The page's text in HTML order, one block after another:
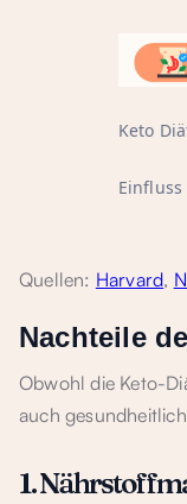
Keto
Einfluss
Quellen: Harvard,
Nachteile
Obwohl die Keto-
auch
1.